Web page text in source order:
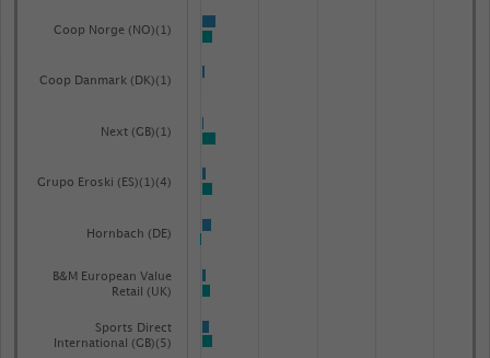
Coop Norge (NO)(1)
Hornbach (DE)
Coop Danmark (DK)(1)
Next (GB)(1)
Grupo Eroski (ES)(1)(4)
B&M European Value
Retail (UK)
Sports Direct
International (GB)(5)